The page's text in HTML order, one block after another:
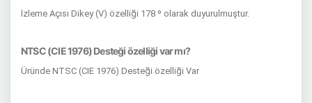
İzleme Açısı Dikey (V) özelliği 178 º olarak duyurulmuştur.
NTSC (CIE 1976) Desteği özelliği var mı?
Üründe NTSC (CIE 1976) Desteği özelliği Var